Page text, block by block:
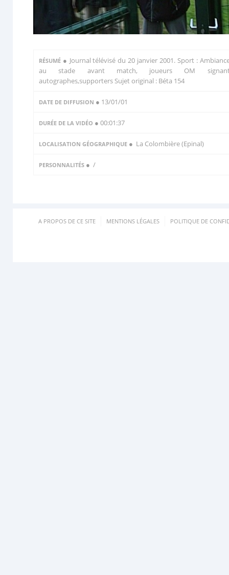
RÉSUMÉ ● Journal télévisé du 20 janvier 2001. Sport :
au stade avant match, joueurs OM
autographes,supporters Sujet original : Béta 154
DATE DE DIFFUSION ● 13/01/01
DURÉE DE LA VIDÉO ● 00:01:37
LOCALISATION GÉOGRAPHIQUE ● La Colombière (Epinal)
PERSONNALITÉS ● /
A PROPOS DE CE SITE MENTIONS LÉGALES POLITIQUE DE